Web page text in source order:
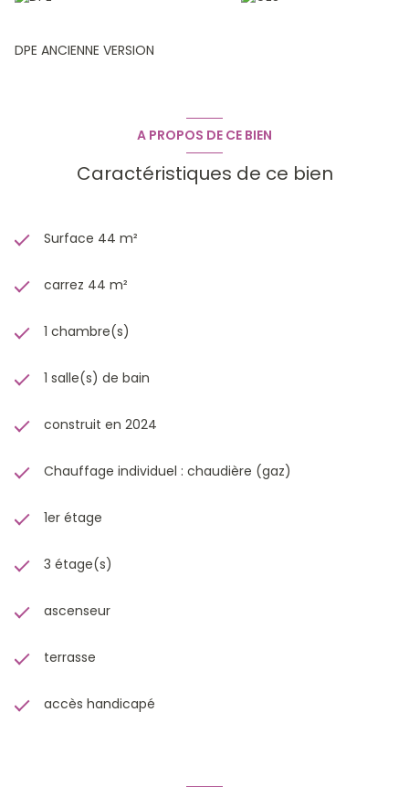
DPE ANCIENNE VERSION
A PROPOS DE CE BIEN
Caractéristiques de ce bien
Surface 44 m²
carrez 44 m²
1 chambre(s)
1 salle(s) de bain
construit en 2024
Chauffage individuel : chaudière (gaz)
1er étage
3 étage(s)
ascenseur
terrasse
accès handicapé